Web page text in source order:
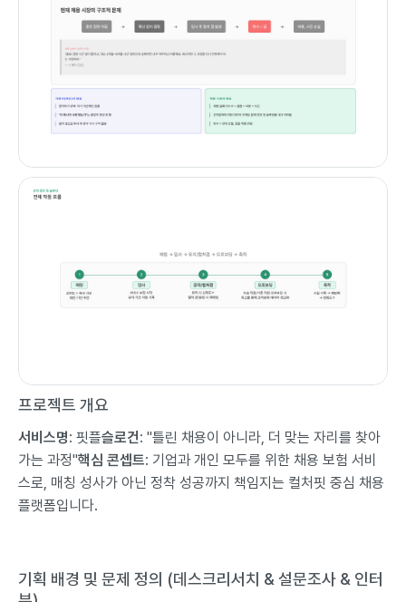
프로젝트 개요
서비스명: 핏플슬로건: "틀린 채용이 아니라, 더 맞는 자리를 찾아
가는 과정"핵심 콘셉트: 기업과 개인 모두를 위한 채용 보험 서비
스로, 매칭 성사가 아닌 정착 성공까지 책임지는 컬처핏 중심 채용
플랫폼입니다.
기획 배경 및 문제 정의 (데스크리서치 & 설문조사 & 인터